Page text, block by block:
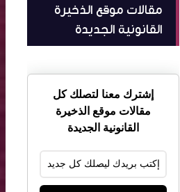
مقالات موقع الذخيرة
القانونية الجديدة
إشترك معنا لتصلك كل
مقالات موقع الذخيرة
القانونية الجديدة